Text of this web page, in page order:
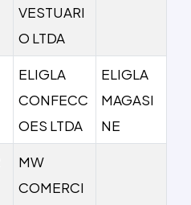
VESTUARI
O LTDA
ELIGLA
CONFECC
OES LTDA
ELIGLA
MAGASI
NE
MW
COMERCI